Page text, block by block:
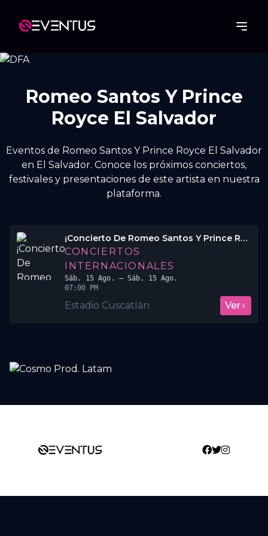
Romeo Santos Y Prince
Royce El Salvador
Eventos de Romeo Santos Y Prince Royce El Salvador
en El Salvador. Conoce los próximos conciertos,
festivales y presentaciones de este artista en nuestra
plataforma.
¡Concierto De Romeo Santos Y Prince Royce En El Salvador 2026!🇸🇻💃
CONCIERTOS
INTERNACIONALES
Sáb. 15 Ago.
– Sáb. 15 Ago.
07:00 PM
Estadio Cuscatlán Ver